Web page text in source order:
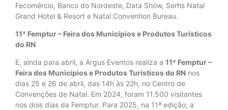
Fecomércio, Banco do Nordeste, Data Show, Serhs Natal
Grand Hotel & Resort e Natal Convention Bureau.
11ª Femptur – Feira dos Municípios e Produtos Turísticos
do RN
E, ainda para abril, a Argus Eventos realiza a 11ª Femptur –
Feira dos Municípios e Produtos Turísticos do RN nos
dias 25 e 26 de abril, das 14h às 22h, no Centro de
Convenções de Natal. Em 2024, foram 11.500 visitantes
nos dois dias da Femptur. Para 2025, na 11ª edição, a